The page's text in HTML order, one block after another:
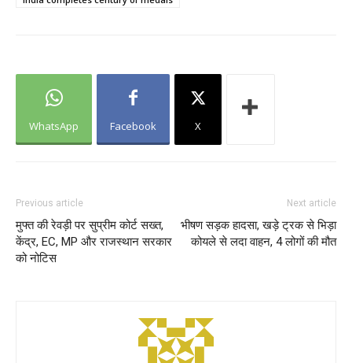
WhatsApp Facebook X
Previous article
मुफ्त की रेवड़ी पर सुप्रीम कोर्ट सख्त,
केंद्र, EC, MP और राजस्थान सरकार
को नोटिस
Next article
भीषण सड़क हादसा, खड़े ट्रक से भिड़ा
कोयले से लदा वाहन, 4 लोगों की मौत